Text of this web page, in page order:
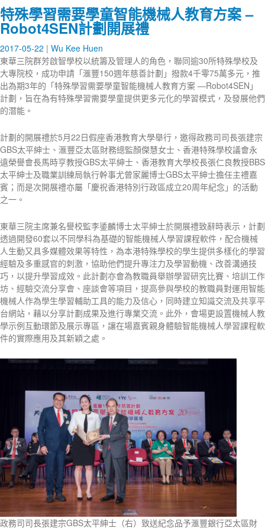
特殊學習需要學童智能機械人教育方案 –
Robot4SEN計劃開展禮
2017-05-22
Wu Kee Huen
東華三院群芳啟智學校以統籌及管理人的角色，聯同逾30所特殊學校及
大專院校，成功申請「滙豐150週年慈善計劃」撥款4千零75萬多元，推
出為期3年的「特殊學習需要學童智能機械人教育方案 —Robot4SEN」
計劃，旨在為有特殊學習需要學童提供更多元化的學習模式，及發展他們
的潛能。
計劃的開展禮於5月22日假座香港教育大學舉行，邀得政務司司長張建宗
GBS太平紳士、滙豐亞太區財務總監顏傑慧女士、香港特殊學校議會永
遠榮譽會長馬時亨教授GBS太平紳士、香港教育大學校長張仁良教授BBS
太平紳士及職業訓練局執行幹事尤曾家麗博士GBS太平紳士擔任主禮嘉
賓；而是次開展禮亦屬「慶祝香港特別行政區成立20周年紀念」的活動
之一。
東華三院主席兼名譽校監李鋈麟博士太平紳士於開展禮致辭時表示，計劃
透過開發60套以不同學科為基礎的智能機械人學習課程軟件，配合機械
人生動又具多媒體效果等特性，為本港特殊學校的學生提供多樣化的學習
經驗及多重感官的刺激，協助他們提升專注力及學習動機、改善溝通技
巧，以提升學習成效。此計劃亦會為教職員舉辦學習研究比賽、培訓工作
坊、經驗交流分享會、座談會等項目，提高參與學校的教職員對運用智能
機械人作為學生學習輔助工具的能力及信心，同時建立知識交流及共享平
台網站，藉以分享計劃成果及進行專業交流。此外，會場更設置機械人教
學示例互動環節及展示專區，讓在場嘉賓親身體驗智能機械人學習課程軟
件的實際應用及其新穎之處。
政務司司長張建宗GBS太平紳士（右）致送紀念品予滙豐銀行亞太區財